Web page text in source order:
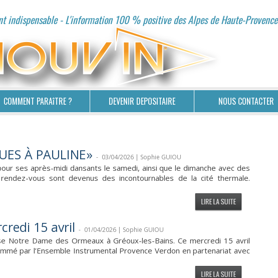
indispensable - L'information 100 % positive des Alpes de Haute-Provence
COMMENT PARAîTRE ? DEVENIR DEPOSITAIRE NOUS CONTACTER
À PAULINE» - 03/04/2026 | Sophie GUIOU
ses après-midi dansants le samedi, ainsi que le dimanche avec des
vous sont devenus des incontournables de la cité thermale.
15 avril - 01/04/2026 | Sophie GUIOU
Notre Dame des Ormeaux à Gréoux-les-Bains. Ce mercredi 15 avril
par l’Ensemble Instrumental Provence Verdon en partenariat avec